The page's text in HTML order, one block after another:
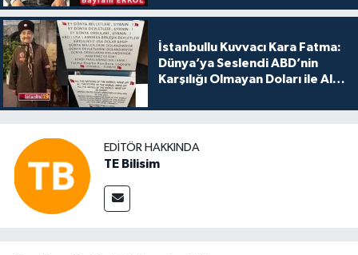
İstanbullu Kuvvacı Kara Fatma:
Dünya’ya Seslendi ABD’nin
Karşılığı Olmayan Doları ile Alış
EDITÖR HAKKINDA
TE Bilisim